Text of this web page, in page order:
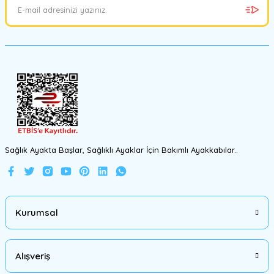
Gönder
srtfootcare
Pratik Perçin ve Çıtçıt İçin Pres Aleti Seti + Zımba 11 Parça Deri El
459,00 TL
499,00 TL
%18
Sağlık Ayakta Başlar, Sağlıklı Ayaklar İçin Bakımlı Ayakkabılar..
Kurumsal
Alışveriş